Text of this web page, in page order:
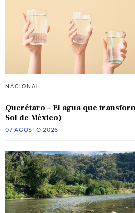
NACIONAL
Querétaro – El agua que
Sol de México)
07 AGOSTO 2026